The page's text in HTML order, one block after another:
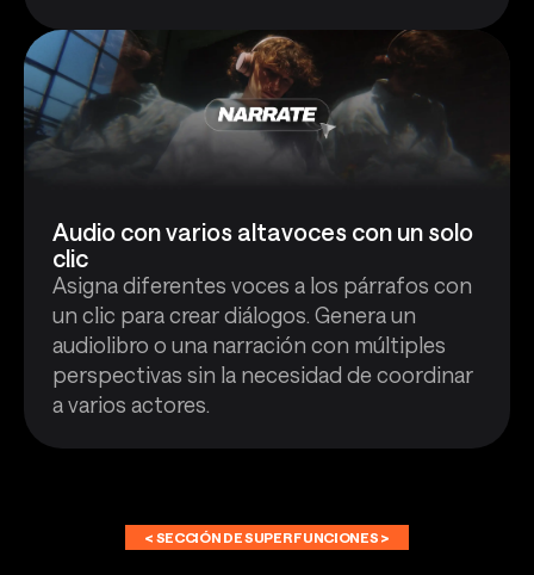
Audio con varios altavoces con un solo
clic
Asigna diferentes voces a los párrafos con
un clic para crear diálogos. Genera un
audiolibro o una narración con múltiples
perspectivas sin la necesidad de coordinar
a varios actores.
< SECCIÓN DE SUPER FUNCIONES >